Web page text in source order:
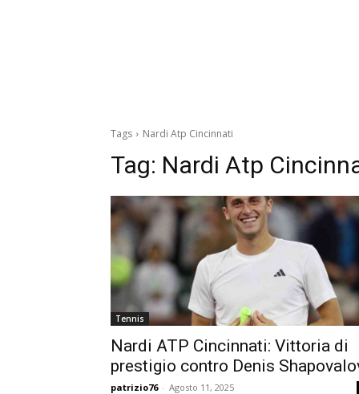
Tags Nardi Atp Cincinnati
Tag: Nardi Atp
Tennis
Nardi ATP Cincinnati: Vittoria di
prestigio contro Denis
patrizio76 - Agosto 11, 2025